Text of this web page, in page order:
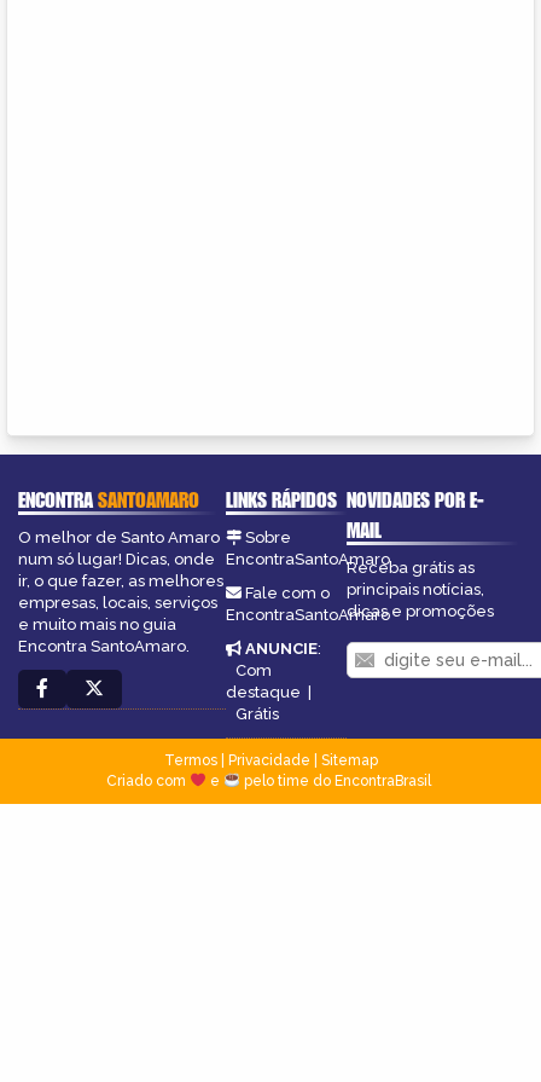
ENCONTRASANTOAMARO
O melhor de Santo Amaro
num só lugar! Dicas, onde
ir, o que fazer, as melhores
empresas, locais, serviços
e muito mais no guia
Encontra SantoAmaro.
LINKS RÁPIDOS
Sobre
EncontraSantoAmaro
Fale com o
EncontraSantoAmaro
ANUNCIE:
Com
destaque |
Grátis
NOVIDADES POR E-
MAIL
Receba grátis as
principais notícias,
dicas e promoções
Termos| Privacidade
Sitemap
Criado com
e pelo time do EncontraBrasil